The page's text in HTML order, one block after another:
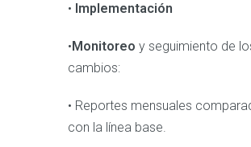
• Implementación
•Monitoreo y seguimiento de
cambios:
• Reportes mensuales
con la línea base.